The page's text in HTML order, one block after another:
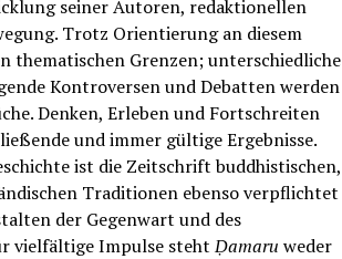
seiner Autoren, redaktionellen
Trotz Orientierung an diesem
thematischen Grenzen; unterschiedliche
Kontroversen und Debatten werden
Denken, Erleben und Fortschreiten
und immer gültige Ergebnisse.
ist die Zeitschrift buddhistischen,
Traditionen ebenso verpflichtet
der Gegenwart und des
vielfältige Impulse steht Ḍamaru weder